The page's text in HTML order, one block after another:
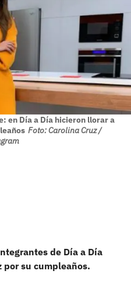
en Día a Día hicieron llorar a
Foto: Carolina Cruz /
de Día a Día
por su cumpleaños.